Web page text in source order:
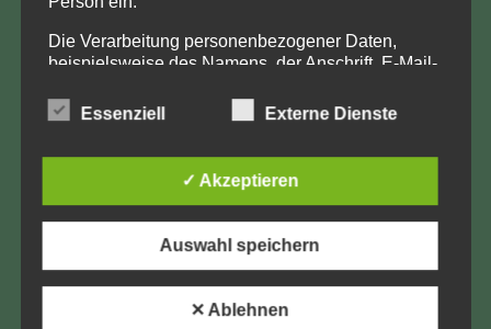
Kiehlufer 43
info@Verschickungsheime.de
Impressum
Datenschutz
Die Verarbeitung personenbezogener Daten,
beispielsweise des Namens, der Anschrift, E-Mail-
Person, erfolgt stets im Einklang mit der
landesspezifischen Datenschutzbestimmungen.
Mittels dieser Datenschutzerklärung möchte unser
und Zweck der von uns erhobenen, genutzten und
verarbeiteten personenbezogenen Daten
informieren. Ferner werden betroffene Personen
mittels dieser Datenschutzerklärung über die ihnen
Essenziell Externe Dienste
✓ Akzeptieren
Auswahl speichern
✕ Ablehnen